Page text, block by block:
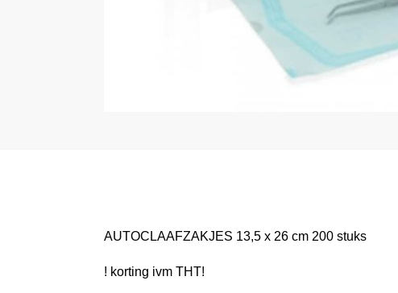
AUTOCLAAFZAKJES 13,5 x 26 cm 200 stuks
! korting ivm THT!